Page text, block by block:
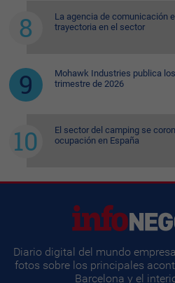
La agencia de comunicación
trayectoria en el sector
Mohawk Industries publica
trimestre de 2026
El sector del camping se
ocupación en España
Diario digital del mundo
fotos sobre los principales
Barcelona y el